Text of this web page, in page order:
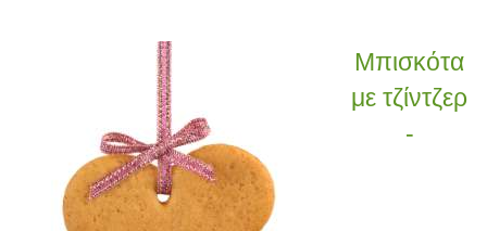
Μπισκότα
με τζίντζερ
-